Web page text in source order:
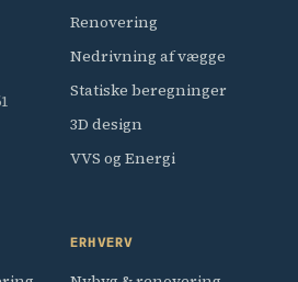
Renovering
Nedrivning af vægge
Statiske beregninger
3D design
VVS og Energi
ERHVERV